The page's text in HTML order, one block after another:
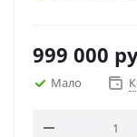
999 000
Мало